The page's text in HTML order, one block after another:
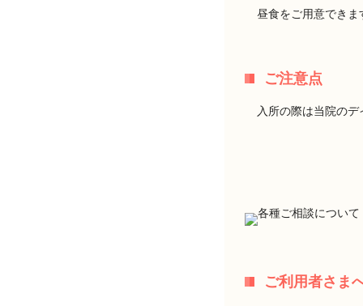
昼食をご用意できま
ご注意点
入所の際は当院の
ご利用者さま